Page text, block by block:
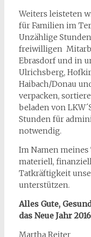
Weiters leisteten
für Familien im
Unzählige
freiwilligen
Ebrasdorf und in
Ulrichsberg,
Haibach/Donau
verpacken,
beladen von
Stunden für
notwendig.
Im Namen meines
materiell,
Tatkräftigkeit
unterstützen.
Alles Gute,
das Neue Jahr 2016
Martha Reiter